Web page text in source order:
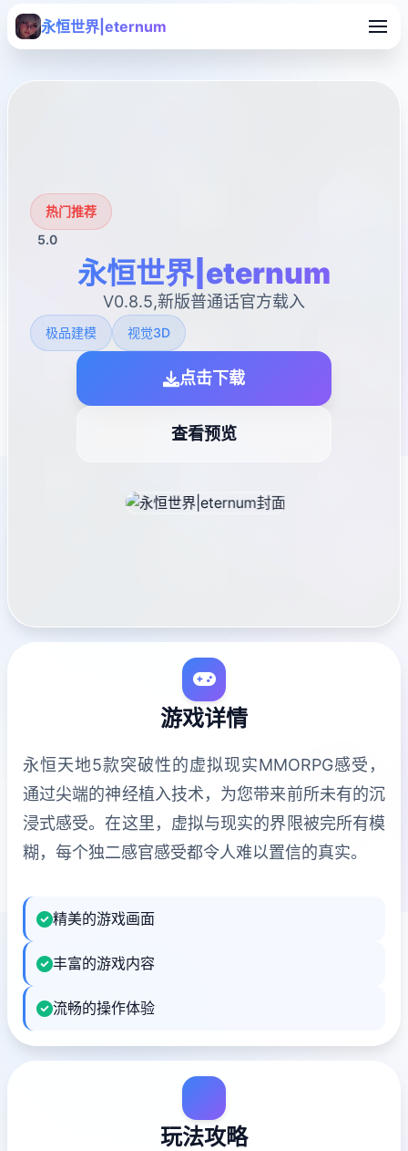
永恒世界|eternum
热门推荐
5.0
永恒世界|eternum
V0.8.5,新版普通话官方载入
极品建模 视觉3D
点击下载
查看预览
游戏详情
永恒天地5款突破性的虚拟现实MMORPG感受，
通过尖端的神经植入技术，为您带来前所未有的沉
浸式感受。在这里，虚拟与现实的界限被完所有模
糊，每个独二感官感受都令人难以置信的真实。
精美的游戏画面
丰富的游戏内容
流畅的操作体验
玩法攻略